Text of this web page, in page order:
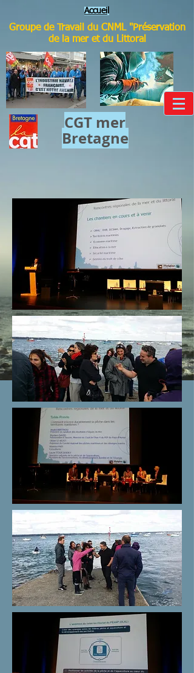
Accuei
Groupe de Travail du CNML "Préservation
de la mer et du Littoral
CGT mer​
Bretagne